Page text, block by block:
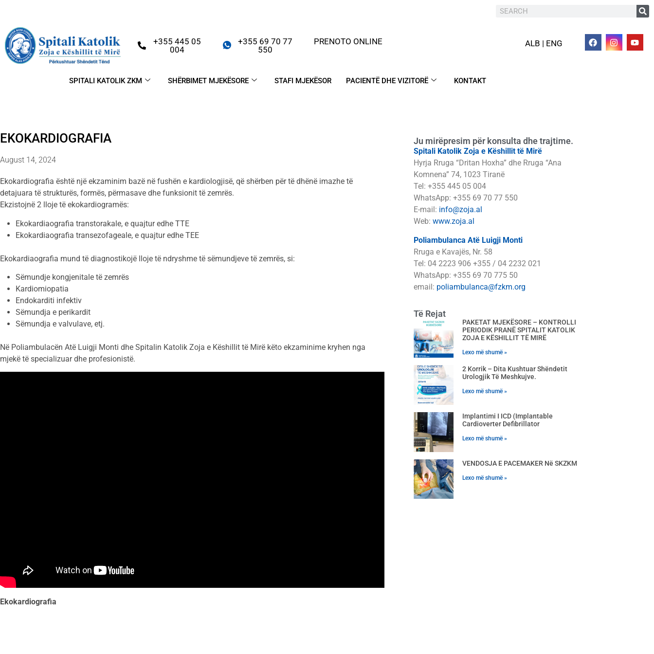
+355 445 05
004
+355 69 70 77
550
PRENOTO ONLINE ALB | ENG
SPITALI KATOLIK ZKM SHËRBIMET MJEKËSORE STAFI MJEKËSOR PACIENTË DHE VIZITORË KONTAKT
EKOKARDIOGRAFIA
August 14, 2024
Ekokardiografia është një ekzaminim bazë në fushën e kardiologjisë, që shërben për të dhënë imazhe të
detajuara të strukturës, formës, përmasave dhe funksionit të zemrës.
Ekzistojnë 2 lloje të ekokardiogramës:
Ekokardiaografia transtorakale, e quajtur edhe TTE
Ekokardiaografia transezofageale, e quajtur edhe TEE
Ekokardiaografia mund të diagnostikojë lloje të ndryshme të sëmundjeve të zemrës, si:
Sëmundje kongjenitale të zemrës
Kardiomiopatia
Endokarditi infektiv
Sëmundja e perikardit
Sëmundja e valvulave, etj.
Në Poliambulacën Atë Luigji Monti dhe Spitalin Katolik Zoja e Këshillit të Mirë këto ekzaminime kryhen nga
mjekë të specializuar dhe profesionistë.
Ekokardiografia
Ju mirëpresim për konsulta dhe trajtime.
Spitali Katolik Zoja e Këshillit të Mirë
Hyrja Rruga “Dritan Hoxha” dhe Rruga “Ana
Komnena” 74, 1023 Tiranë
Tel: +355 445 05 004
WhatsApp: +355 69 70 77 550
E-mail: info@zoja.al
Web: www.zoja.al
Poliambulanca Atë Luigji Monti
Rruga e Kavajës, Nr. 58
Tel: 04 2223 906 +355 / 04 2232 021
WhatsApp: +355 69 70 775 50
email: poliambulanca@fzkm.org
Të Rejat
PAKETAT MJEKËSORE – KONTROLLI
PERIODIK PRANË SPITALIT KATOLIK
ZOJA E KËSHILLIT TË MIRË
Lexo më shumë »
2 Korrik – Dita Kushtuar Shëndetit
Urologjik Të Meshkujve.
Lexo më shumë »
Implantimi I ICD (Implantable
Cardioverter Defibrillator
Lexo më shumë »
VENDOSJA E PACEMAKER Në SKZKM
Lexo më shumë »